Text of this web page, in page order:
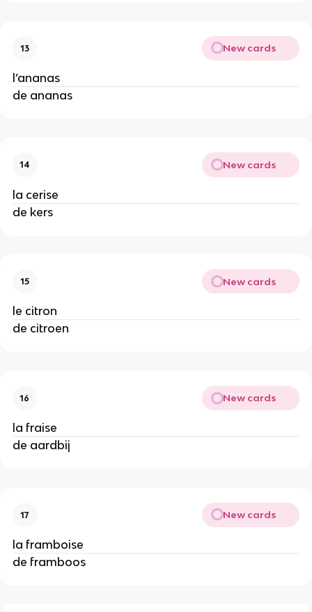
13 New cards
l’ananas
de ananas
14 New cards
la cerise
de kers
15 New cards
le citron
de citroen
16 New cards
la fraise
de aardbij
17 New cards
la framboise
de framboos